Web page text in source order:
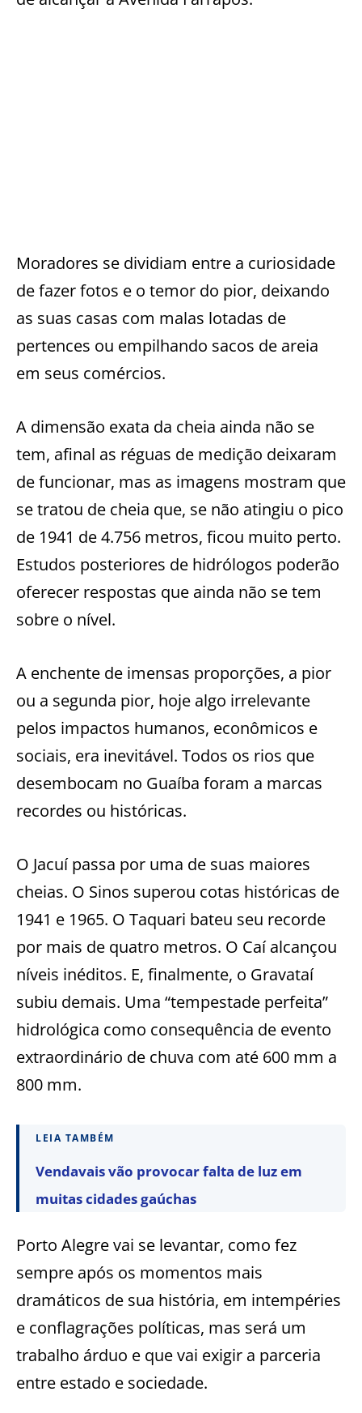
Moradores se dividiam entre a curiosidade
de fazer fotos e o temor do pior, deixando
as suas casas com malas lotadas de
pertences ou empilhando sacos de areia
em seus comércios.
A dimensão exata da cheia ainda não se
tem, afinal as réguas de medição deixaram
de funcionar, mas as imagens mostram que
se tratou de cheia que, se não atingiu o pico
de 1941 de 4.756 metros, ficou muito perto.
Estudos posteriores de hidrólogos poderão
oferecer respostas que ainda não se tem
sobre o nível.
A enchente de imensas proporções, a pior
ou a segunda pior, hoje algo irrelevante
pelos impactos humanos, econômicos e
sociais, era inevitável. Todos os rios que
desembocam no Guaíba foram a marcas
recordes ou históricas.
O Jacuí passa por uma de suas maiores
cheias. O Sinos superou cotas históricas de
1941 e 1965. O Taquari bateu seu recorde
por mais de quatro metros. O Caí alcançou
níveis inéditos. E, finalmente, o Gravataí
subiu demais. Uma “tempestade perfeita”
hidrológica como consequência de evento
extraordinário de chuva com até 600 mm a
800 mm.
LEIA TAMBÉM
Vendavais vão provocar falta de luz em
muitas cidades gaúchas
Porto Alegre vai se levantar, como fez
sempre após os momentos mais
dramáticos de sua história, em intempéries
e conflagrações políticas, mas será um
trabalho árduo e que vai exigir a parceria
entre estado e sociedade.